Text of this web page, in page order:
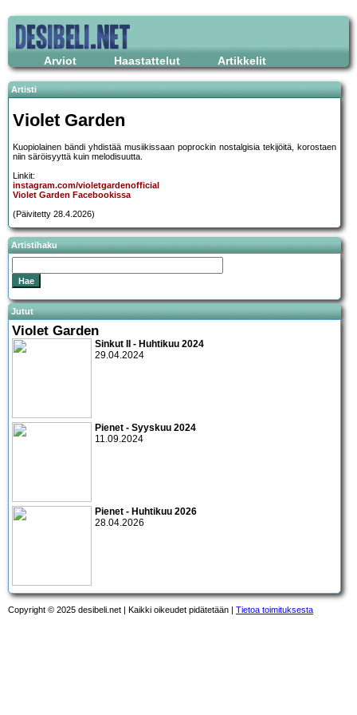
Arviot Haastattelut Artikkelit
Artisti
Violet Garden
Kuopiolainen bändi yhdistää musiikissaan poprockin nostalgisia tekijöitä, korostaen
niin säröisyyttä kuin melodisuutta.
Linkit:
instagram.com/violetgardenofficial
Violet Garden Facebookissa
(Päivitetty 28.4.2026)
Artistihaku
Jutut
Violet Garden
Sinkut II - Huhtikuu 2024
29.04.2024
Pienet - Syyskuu 2024
11.09.2024
Pienet - Huhtikuu 2026
28.04.2026
Copyright © 2025 desibeli.net | Kaikki oikeudet pidätetään | Tietoa toimituksesta